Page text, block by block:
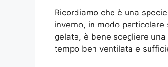
Ricordiamo che è una
inverno, in modo
gelate, è bene scegliere
tempo ben ventilata e